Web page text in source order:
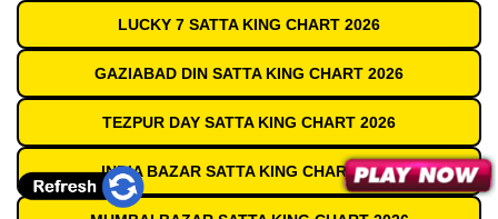
LUCKY 7 SATTA KING CHART 2026
GAZIABAD DIN SATTA KING CHART 2026
TEZPUR DAY SATTA KING CHART 2026
INDIA BAZAR SATTA KING CHART 2026